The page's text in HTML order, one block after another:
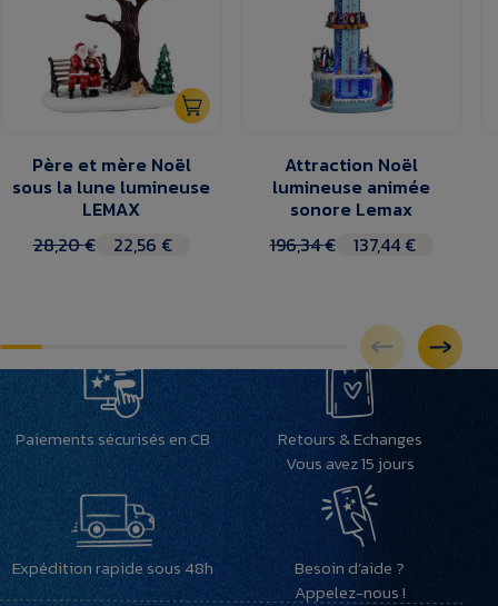
Père et mère Noël
sous la lune lumineuse
LEMAX
28,20 €
22,56 €
Attraction Noël
lumineuse animée
sonore Lemax
196,34 €
137,44 €
Paiements sécurisés en CB
Retours & Echanges
Vous avez 15 jours
Expédition rapide sous 48h
Besoin d’aide ?
Appelez-nous !